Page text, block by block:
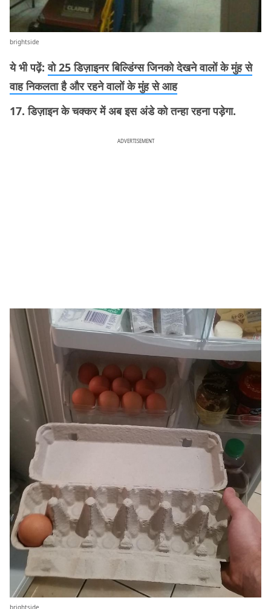
brightside
ये भी पढ़ें:वो 25 डिज़ाइनर बिल्डिंग्स जिनको देखने वालों के मुंह से
वाह निकलता है और रहने वालों के मुंह से आह
17. डिज़ाइन के चक्कर में अब इस अंडे को तन्हा रहना पड़ेगा.
ADVERTISEMENT
brightside